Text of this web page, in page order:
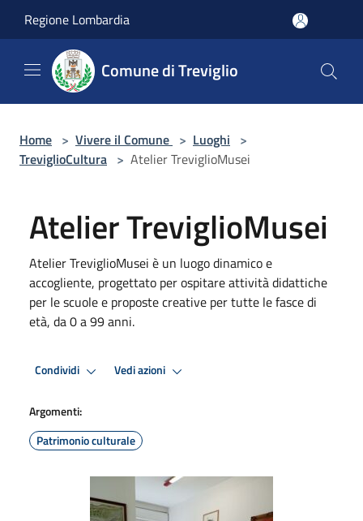
Regione Lombardia
Comune di Treviglio
Home > Vivere il Comune > Luoghi >
TreviglioCultura > Atelier TreviglioMusei
Atelier TreviglioMusei
Atelier TreviglioMusei è un luogo dinamico e
accogliente, progettato per ospitare attività didattiche
per le scuole e proposte creative per tutte le fasce di
età, da 0 a 99 anni.
Condividi Vedi azioni
Argomenti:
Patrimonio culturale